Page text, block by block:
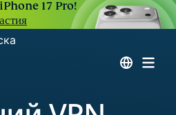
17 Pro!